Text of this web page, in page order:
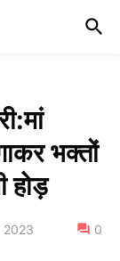
भक्तों
होड़
2023 0